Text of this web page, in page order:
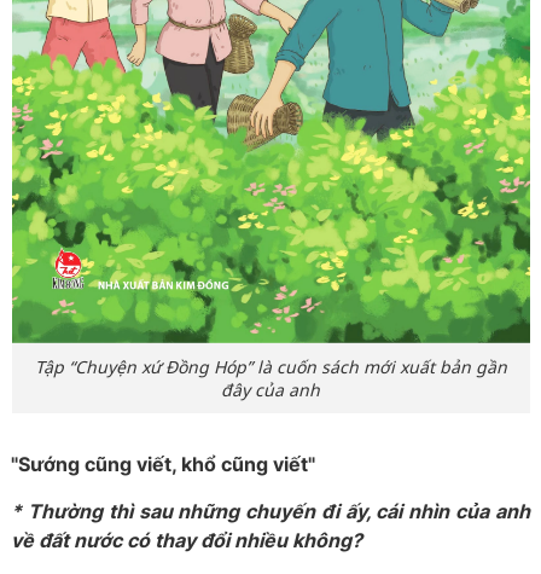
Tập “Chuyện xứ Đồng Hóp” là cuốn sách mới xuất bản gần
đây của anh
"Sướngcũng viết, khổ cũng viết"
* Thường thì sau những chuyến đi ấy, cái nhìn của anh
về đất nước có thay đổi nhiều không?